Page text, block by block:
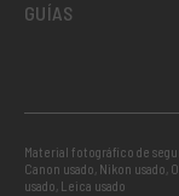
GUÍAS
Material fotográfico de
Canon usado, Nikon usado,
usado, Leica usado